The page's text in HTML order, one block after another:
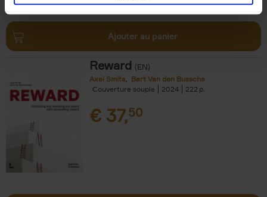
Ajouter au panier
Reward (EN)
Axel Smits
Bart Van den Bussche
Couverture souple
2024 222
€ 37,50